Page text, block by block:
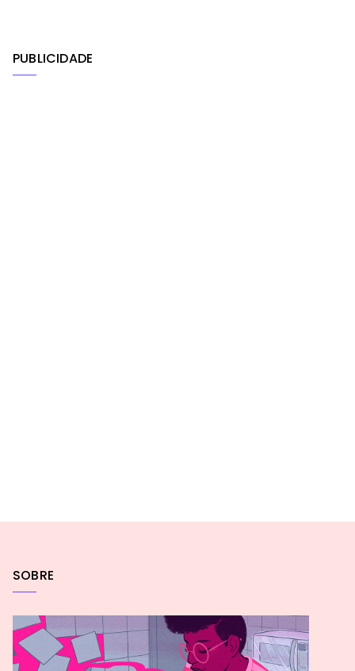
PUBLICIDADE
SOBRE